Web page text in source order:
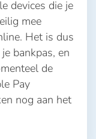
devices die je
mee
Het is dus
bankpas, en
de
Pay
nog aan het